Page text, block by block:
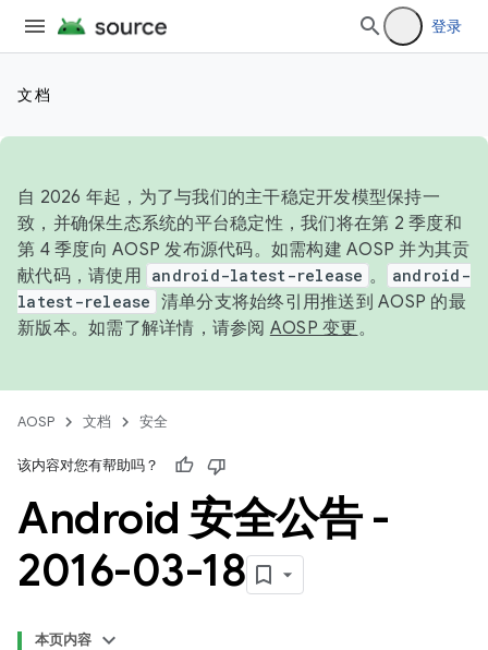
登录
文档
自 2026 年起，为了与我们的主干稳定开发模型保持一
致，并确保生态系统的平台稳定性，我们将在第 2 季度和
第 4 季度向 AOSP 发布源代码。如需构建 AOSP 并为其贡
献代码，请使用 android-latest-release 。
android-
latest-release 清单分支将始终引用推送到 AOSP 的最
新版本。如需了解详情，请参阅 AOSP 变更。
AOSP 文档 安全
该内容对您有帮助吗？
Android 安全公告 -
2016-03-18
本页内容